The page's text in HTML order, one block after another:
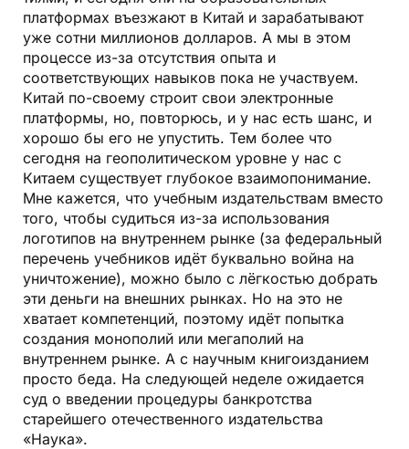
платформах въезжают в Китай и зарабатывают
уже сотни миллионов долларов. А мы в этом
процессе из-за отсутствия опыта и
соответствующих навыков пока не участвуем.
Китай по-своему строит свои электронные
платформы, но, повторюсь, и у нас есть шанс, и
хорошо бы его не упустить. Тем более что
сегодня на геополитическом уровне у нас с
Китаем существует глубокое взаимопонимание.
Мне кажется, что учебным издательствам вместо
того, чтобы судиться из-за использования
логотипов на внутреннем рынке (за федеральный
перечень учебников идёт буквально война на
уничтожение), можно было с лёгкостью добрать
эти деньги на внешних рынках. Но на это не
хватает компетенций, поэтому идёт попытка
создания монополий или мегаполий на
внутреннем рынке. А с научным книгоизданием
просто беда. На следующей неделе ожидается
суд о введении процедуры банкротства
старейшего отечественного издательства
«Наука».